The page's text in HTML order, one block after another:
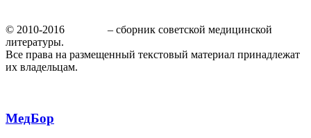
© 2010-2016
– сборник советской медицинской
литературы.
Все права на размещенный текстовый материал принадлежат
их владельцам.
МедБор